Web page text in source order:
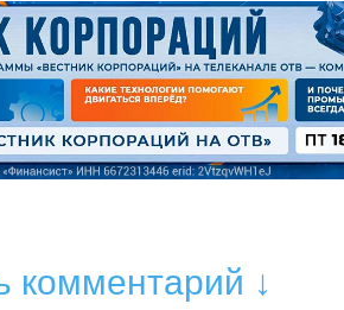
комментарий ↓